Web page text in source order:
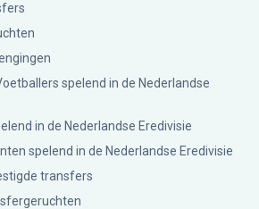
spelend in de Nederlandse
in de Nederlandse Eredivisie
spelend in de Nederlandse Eredivisie
transfers